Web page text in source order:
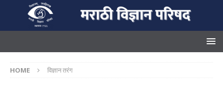
HOME विज्ञान तरंग